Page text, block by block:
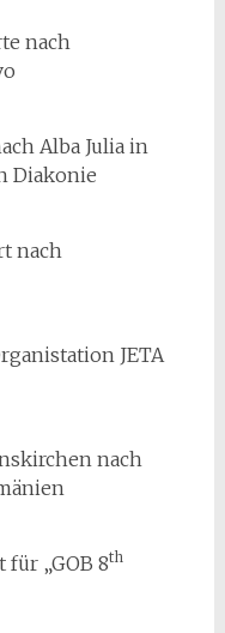
nach
Alba Julia in
Diakonie
nach
JETA
nach
„GOB 8th